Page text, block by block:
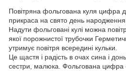
Повітряна фольгована куля цифра
прикраса на свято день
Надути фольговані кулі можна
якої порожнистої трубочки
утримує повітря всередині кульки.
Це щастя і радість в очах сина і
сестри, малюка. Фольгована